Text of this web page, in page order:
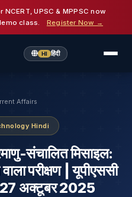
UPSC & MPPSC now
class.
Register Now →
HI हिंदी
Affairs
Hindi
संचालित मिसाइल:
परीक्षण | यूपीएससी
27 अक्टूबर 2025